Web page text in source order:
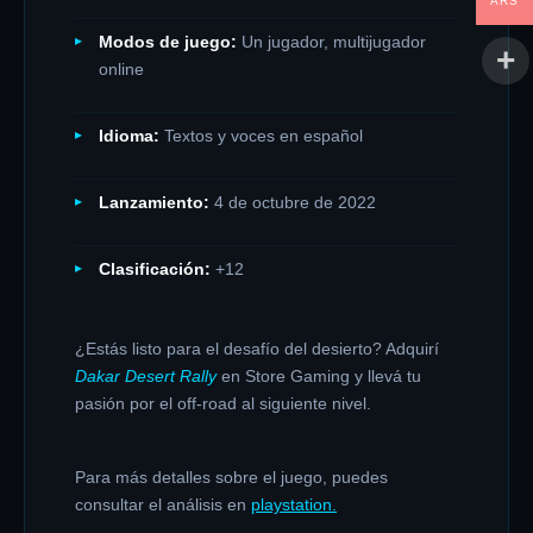
Modos de juego: Un jugador, multijugador
online
Idioma: Textos y voces en español
Lanzamiento: 4 de octubre de 2022
Clasificación: +12
¿Estás listo para el desafío del desierto? Adquirí
Dakar Desert Rallyen Store Gaming y llevá tu
pasión por el off-road al siguiente nivel.
Para más detalles sobre el juego, puedes
consultar el análisis en playstation.